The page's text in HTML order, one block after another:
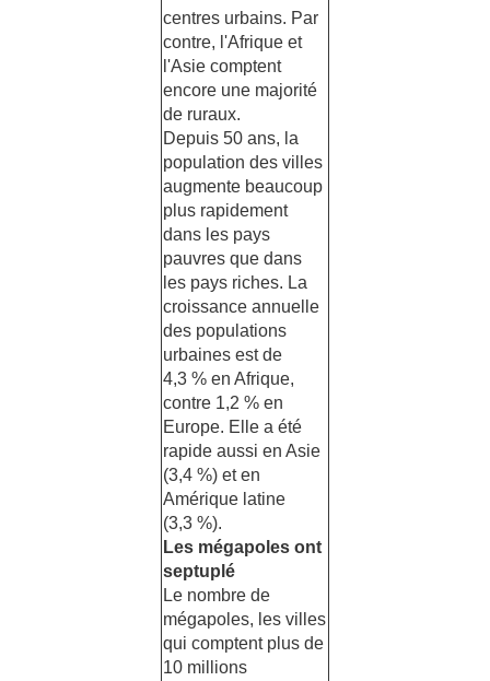
centres urbains. Par
contre, l'Afrique et
l'Asie comptent
encore une majorité
de ruraux.
Depuis 50 ans, la
population des villes
augmente beaucoup
plus rapidement
dans les pays
pauvres que dans
les pays riches. La
croissance annuelle
des populations
urbaines est de
4,3 % en Afrique,
contre 1,2 % en
Europe. Elle a été
rapide aussi en Asie
(3,4 %) et en
Amérique latine
(3,3 %).
Les mégapoles ont
septuplé
Le nombre de
mégapoles, les villes
qui comptent plus de
10 millions